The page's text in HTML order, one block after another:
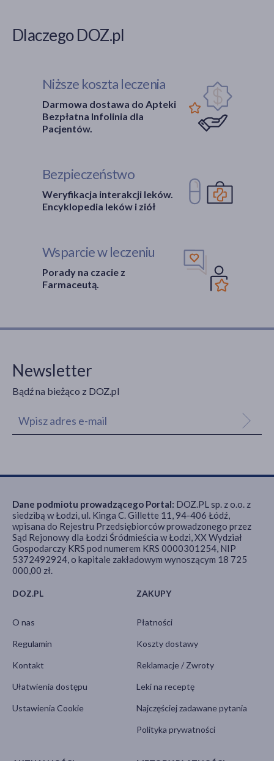
Dlaczego DOZ.pl
Niższe koszta leczenia
Darmowa dostawa do Apteki
Bezpłatna Infolinia dla
Pacjentów.
Bezpieczeństwo
Weryfikacja interakcji leków.
Encyklopedia leków i ziół
Wsparcie w leczeniu
Porady na czacie z
Farmaceutą.
Newsletter
Bądź na bieżąco z DOZ.pl
DOZ.PL
O nas
Regulamin
Kontakt
Ułatwienia dostępu
Ustawienia Cookie
ZAKUPY
Płatności
Koszty dostawy
Reklamacje / Zwroty
Leki na receptę
Najczęściej zadawane pytania
Polityka prywatności
Dane podmiotu prowadzącego Portal: DOZ.PL sp. z o.o. z
siedzibą w Łodzi, ul. Kinga C. Gillette 11, 94-406 Łódź,
wpisana do Rejestru Przedsiębiorców prowadzonego przez
Sąd Rejonowy dla Łodzi Śródmieścia w Łodzi, XX Wydział
Gospodarczy KRS pod numerem KRS 0000301254, NIP
5372492924, o kapitale zakładowym wynoszącym 18 725
000,00 zł.